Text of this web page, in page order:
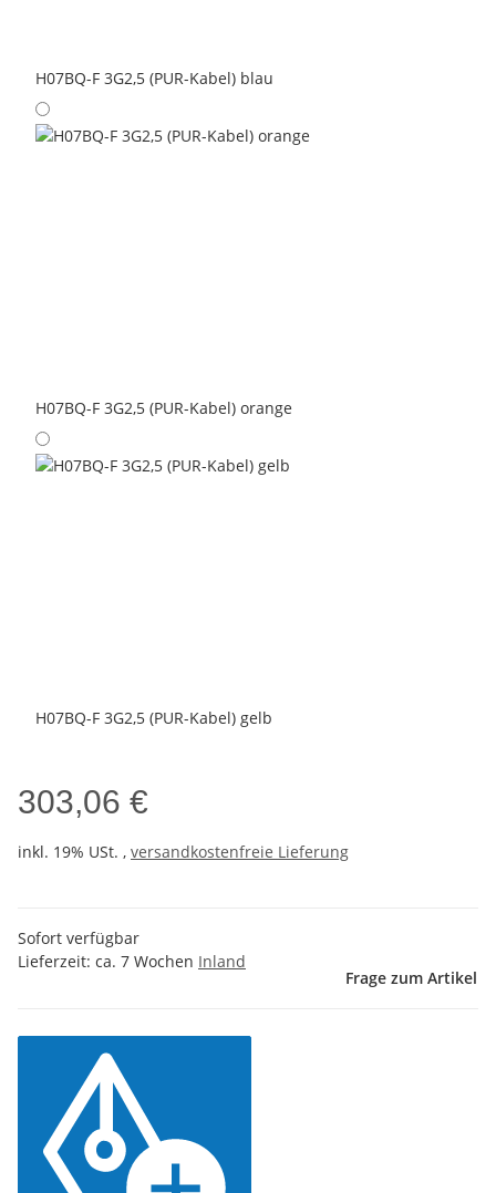
H07BQ-F 3G2,5 (PUR-Kabel) blau
H07BQ-F 3G2,5 (PUR-Kabel) orange
H07BQ-F 3G2,5 (PUR-Kabel) gelb
303,06 €
inkl. 19% USt. , versandkostenfreie Lieferung
Sofort verfügbar
Lieferzeit: ca. 7 Wochen Inland
Frage zum Artikel